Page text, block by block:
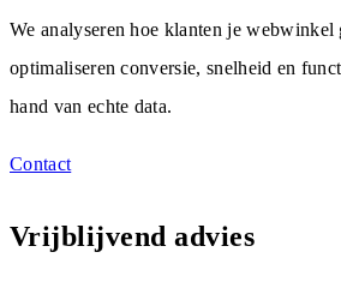
We analyseren hoe klanten je webwinkel
optimaliseren conversie, snelheid en
hand van echte data.
Contact
Vrijblijvend advies